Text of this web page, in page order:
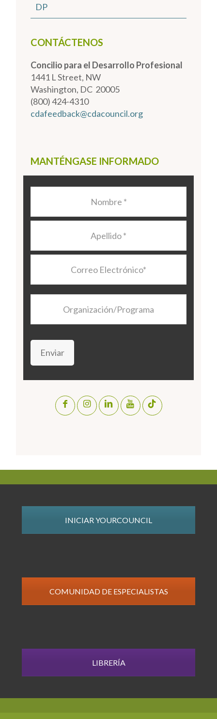
DP
CONTÁCTENOS
Concilio para el Desarrollo Profesional
1441 L Street, NW
Washington, DC 20005
(800) 424-4310
cdafeedback@cdacouncil.org
MANTÉNGASE INFORMADO
Electrónico *
Enviar
INICIAR YOURCOUNCIL
COMUNIDAD DE ESPECIALISTAS
LIBRERÍA